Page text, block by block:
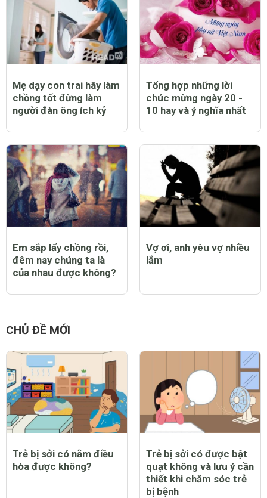
CHỦ ĐỀ LIÊN QUAN
chồng tốt đừng làm
người đàn ông ích kỷ
chúc mừng ngày 20 -
10 hay và ý nghĩa nhất
của nhau được không?
CHỦ ĐỀ MỚI